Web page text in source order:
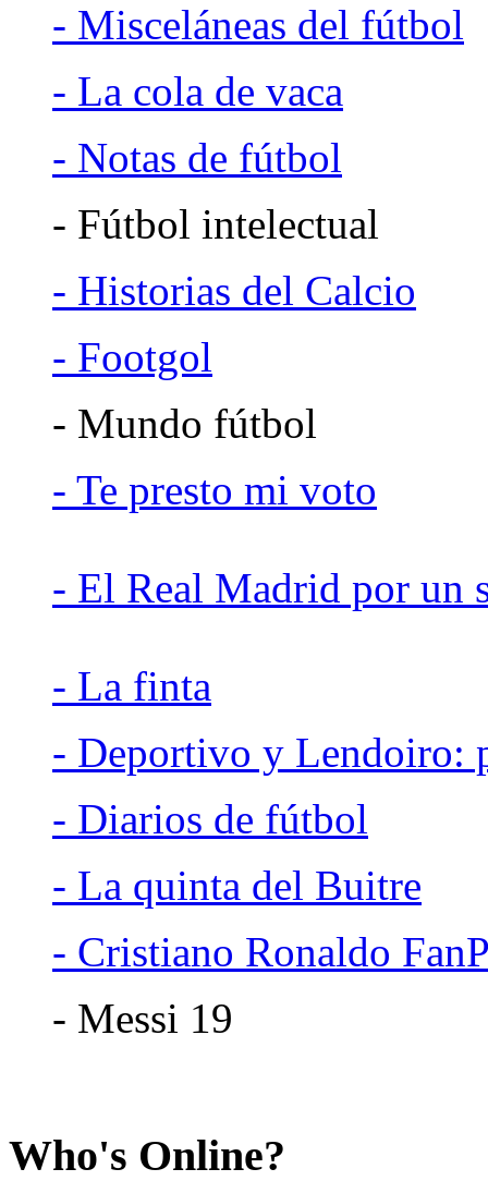
- Misceláneas del fútbol
- La cola de vaca
- Notas de fútbol
- Fútbol intelectual
- Historias del Calcio
- Footgol
- Mundo fútbol
- Te presto mi voto
- El Real Madrid por un
- La finta
- Deportivo y Lendoiro:
- Diarios de fútbol
- La quinta del Buitre
- Cristiano Ronaldo
- Messi 19
Who's Online?